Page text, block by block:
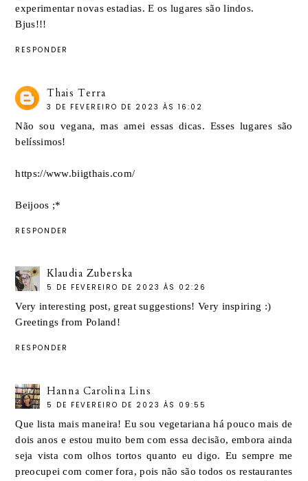
experimentar novas estadias. E os lugares são lindos.
Bjus!!!
RESPONDER
Thais Terra
3 DE FEVEREIRO DE 2023 ÀS 16:02
Não sou vegana, mas amei essas dicas. Esses lugares são
belíssimos!
https://www.biigthais.com/
Beijoos ;*
RESPONDER
Klaudia Zuberska
5 DE FEVEREIRO DE 2023 ÀS 02:26
Very interesting post, great suggestions! Very inspiring :)
Greetings from Poland!
RESPONDER
Hanna Carolina Lins
5 DE FEVEREIRO DE 2023 ÀS 09:55
Que lista mais maneira! Eu sou vegetariana há pouco mais de
dois anos e estou muito bem com essa decisão, embora ainda
seja vista com olhos tortos quanto eu digo. Eu sempre me
preocupei com comer fora, pois não são todos os restaurantes